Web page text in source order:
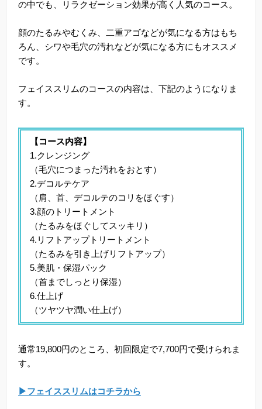
の中でも、リラクゼーション効果が高く人気のコース。
顔のたるみやむくみ、二重アゴなどが気になる方はもち
ろん、シワや毛穴の汚れなどが気になる方にもオススメ
です。
フェイススリムのコースの内容は、下記のようになりま
す。
【コース内容】
1.クレンジング
（毛穴につまった汚れをおとす）
2.デコルテケア
（肩、首、デコルテのコリをほぐす）
3.顔のトリートメント
（たるみをほぐしてスッキリ）
4.リフトアップトリートメント
（たるみを引き上げリフトアップ）
5.美肌・保湿パック
（首までしっとり保湿）
6.仕上げ
（ツヤツヤ潤い仕上げ）
通常19,800円のところ、初回限定で7,700円で受けられま
す。
▶フェイススリムはコチラから